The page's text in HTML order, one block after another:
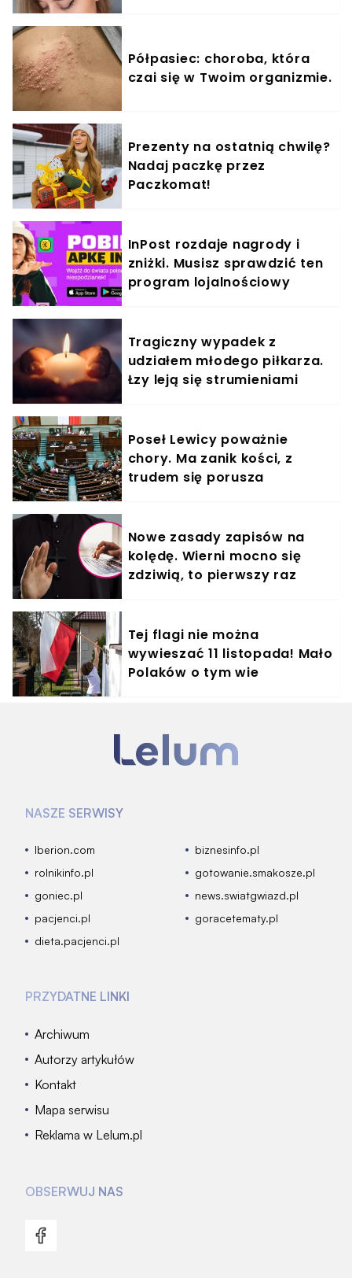
Półpasiec: choroba, która
czai się w Twoim organizmie.
Prezenty na ostatnią chwilę?
Nadaj paczkę przez
Paczkomat!
InPost rozdaje nagrody i
zniżki. Musisz sprawdzić ten
program lojalnościowy
Tragiczny wypadek z
udziałem młodego piłkarza.
Łzy leją się strumieniami
Poseł Lewicy poważnie
chory. Ma zanik kości, z
trudem się porusza
Nowe zasady zapisów na
kolędę. Wierni mocno się
zdziwią, to pierwszy raz
Tej flagi nie można
wywieszać 11 listopada! Mało
Polaków o tym wie
NASZE SERWISY
Iberion.com
biznesinfo.pl
rolnikinfo.pl
gotowanie.smakosze.pl
goniec.pl
news.swiatgwiazd.pl
pacjenci.pl
goracetematy.pl
dieta.pacjenci.pl
PRZYDATNE LINKI
Archiwum
Autorzy artykułów
Kontakt
Mapa serwisu
Reklama w Lelum.pl
OBSERWUJ NAS